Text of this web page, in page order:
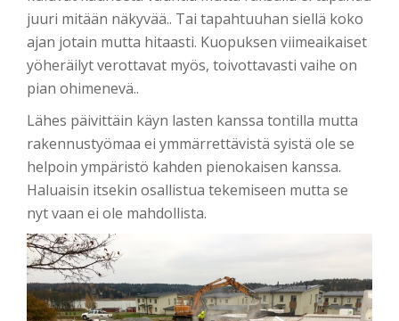
juuri mitään näkyvää.. Tai tapahtuuhan siellä koko
ajan jotain mutta hitaasti. Kuopuksen viimeaikaiset
yöheräilyt verottavat myös, toivottavasti vaihe on
pian ohimenevä..
Lähes päivittäin käyn lasten kanssa tontilla mutta
rakennustyömaa ei ymmärrettävistä syistä ole se
helpoin ympäristö kahden pienokaisen kanssa.
Haluaisin itsekin osallistua tekemiseen mutta se
nyt vaan ei ole mahdollista.